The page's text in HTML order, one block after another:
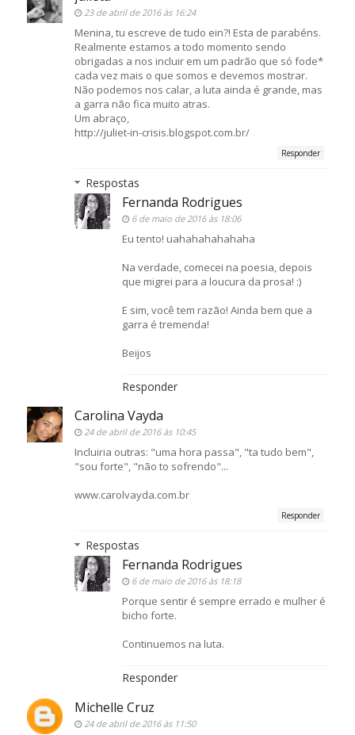
23 de abril de 2016 às 16:24
Menina, tu escreve de tudo ein?! Esta de parabéns.
Realmente estamos a todo momento sendo
obrigadas a nos incluir em um padrão que só fode*
cada vez mais o que somos e devemos mostrar.
Não podemos nos calar, a luta ainda é grande, mas
a garra não fica muito atras.
Um abraço,
http://juliet-in-crisis.blogspot.com.br/
Responder
Respostas
Fernanda Rodrigues
6 de maio de 2016 às 18:06
Eu tento! uahahahahahaha
Na verdade, comecei na poesia, depois
que migrei para a loucura da prosa! :)
E sim, você tem razão! Ainda bem que a
garra é tremenda!
Beijos
Responder
Carolina Vayda
24 de abril de 2016 às 10:45
Incluiria outras: "uma hora passa", "ta tudo bem",
"sou forte", "não to sofrendo"...
www.carolvayda.com.br
Responder
Respostas
Fernanda Rodrigues
6 de maio de 2016 às 18:18
Porque sentir é sempre errado e mulher é
bicho forte.
Continuemos na luta.
Responder
Michelle Cruz
24 de abril de 2016 às 11:50